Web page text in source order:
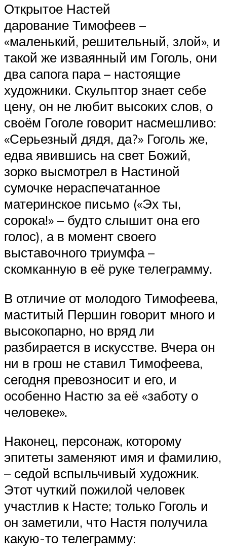
Открытое Настей
дарование Тимофеев –
«маленький, решительный, злой», и
такой же изваянный им Гоголь, они
два сапога пара – настоящие
художники. Скульптор знает себе
цену, он не любит высоких слов, о
своём Гоголе говорит насмешливо:
«Серьезный дядя, да?» Гоголь же,
едва явившись на свет Божий,
зорко высмотрел в Настиной
сумочке нераспечатанное
материнское письмо («Эх ты,
сорока!» – будто слышит она его
голос), а в момент своего
выставочного триумфа –
скомканную в её руке телеграмму.
В отличие от молодого Тимофеева,
маститый Першин говорит много и
высокопарно, но вряд ли
разбирается в искусстве. Вчера он
ни в грош не ставил Тимофеева,
сегодня превозносит и его, и
особенно Настю за её «заботу о
человеке».
Наконец, персонаж, которому
эпитеты заменяют имя и фамилию,
– седой вспыльчивый художник.
Этот чуткий пожилой человек
участлив к Насте; только Гоголь и
он заметили, что Настя получила
какую-то телеграмму: